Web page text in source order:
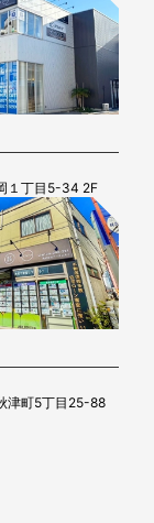
１丁目5-34 2F
津町5丁目25-88